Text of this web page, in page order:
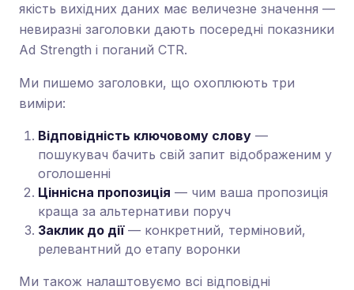
якість вихідних даних має величезне значення —
невиразні заголовки дають посередні показники
Ad Strength і поганий CTR.
Ми пишемо заголовки, що охоплюють три
виміри:
Відповідність ключовому слову —
пошукувач бачить свій запит відображеним у
оголошенні
Ціннісна пропозиція — чим ваша пропозиція
краща за альтернативи поруч
Заклик до дії— конкретний, терміновий,
релевантний до етапу воронки
Ми також налаштовуємо всі відповідні